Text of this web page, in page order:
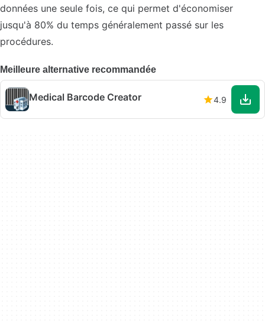
données une seule fois, ce qui permet d'économiser
jusqu'à 80% du temps généralement passé sur les
procédures.
Meilleure alternative recommandée
Medical Barcode Creator 4.9